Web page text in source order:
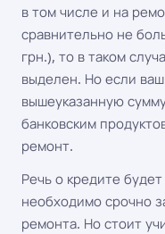
в том числе и на
сравнительно не
грн.), то в таком
выделен. Но если
вышеуказанную
банковским
ремонт.
Речь о кредите
необходимо срочно
ремонта. Но стоит